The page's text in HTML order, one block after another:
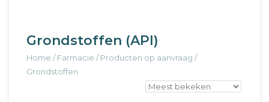
Grondstoffen (API)
Home /Farmacie /Producten op aanvraag /
Grondstoffen